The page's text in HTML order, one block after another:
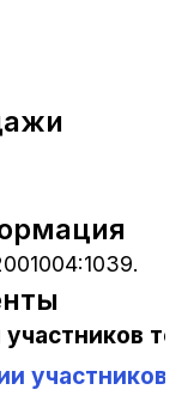
участников